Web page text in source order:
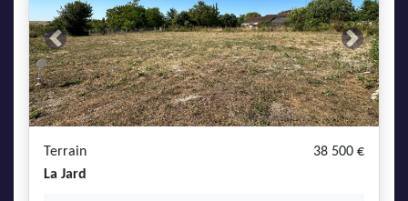
Previous Next
Terrain
38 500 €
La Jard